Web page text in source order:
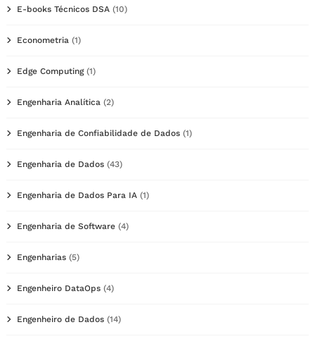
E-books Técnicos DSA (10)
Econometria (1)
Edge Computing(1)
Engenharia Analítica (2)
Engenharia de Confiabilidade de Dados (1)
Engenharia de Dados (43)
Engenharia de Dados Para IA (1)
Engenharia de Software (4)
Engenharias (5)
Engenheiro DataOps (4)
Engenheiro de Dados (14)